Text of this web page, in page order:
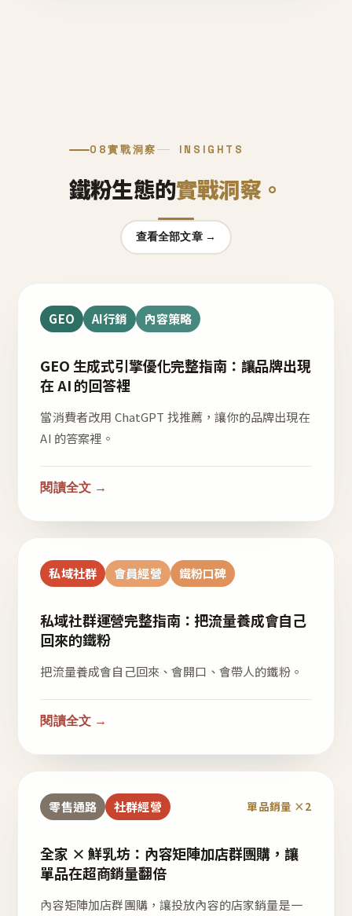
08實戰洞察 INSIGHTS
鐵粉生態的實戰洞察。
查看全部文章 →
GEO AI行銷 內容策略
GEO 生成式引擎優化完整指南：讓品牌出現
在 AI 的回答裡
當消費者改用 ChatGPT 找推薦，讓你的品牌出現在
AI 的答案裡。
閱讀全文 →
私域社群 會員經營 鐵粉口碑
私域社群運營完整指南：把流量養成會自己
回來的鐵粉
把流量養成會自己回來、會開口、會帶人的鐵粉。
閱讀全文 →
零售通路 社群經營 單品銷量 ×2
全家 × 鮮乳坊：內容矩陣加店群團購，讓
單品在超商銷量翻倍
內容矩陣加店群團購，讓投放內容的店家銷量是一